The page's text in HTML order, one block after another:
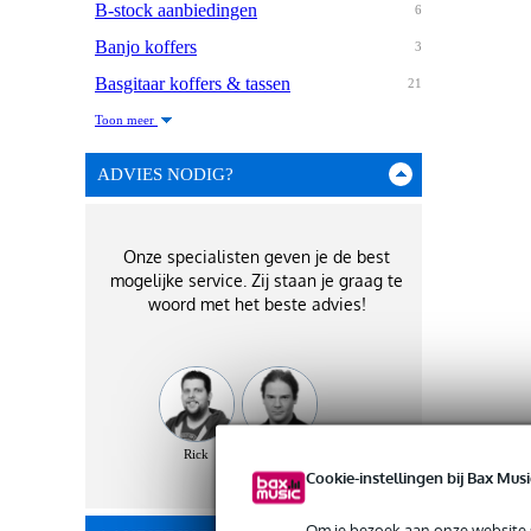
Cookie-instellingen bij Bax
6
B-stock aanbiedingen
3
Banjo koffers
21
Basgitaar koffers & tassen
Toon meer
ADVIES NODIG?
Onze specialisten geven je de best
mogelijke service. Zij staan je graag te
woord met het beste advies!
Rick